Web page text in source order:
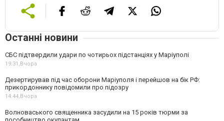
Останні новини
СБС підтвердили удари по чотирьох підстанціях у Маріуполі
19:31,Вчора
Дезертирував під час оборони Маріуполя і перейшов на бік РФ:
прикордоннику повідомили про підозру
14:44,Вчора
Волноваського священника засудили на 15 років тюрми за